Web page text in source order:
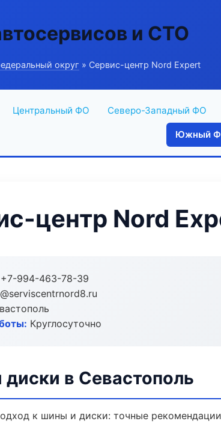
и СТО
округ » Сервис-центр Nord Expert
Центральный ФО Северо-Западный ФО
Южный
центр Nord
+7-994-463-78-39
Круглосуточно
в Севастополь
к шины и диски: точные